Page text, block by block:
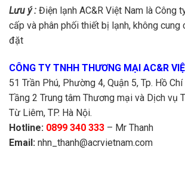
Lưu ý : Điện lạnh AC&R Việt Nam là Công
cấp và phân phối thiết bị lạnh, không cung
đặt
CÔNG TY TNHH THƯƠNG MẠI AC&R
51 Trần Phú, Phường 4, Quận 5, Tp. Hồ Chí
Tầng 2 Trung tâm Thương mại và Dịch vụ
Từ Liêm, TP. Hà Nội.
Hotline: 0899 340 333 – Mr Thanh
Email: nhn_thanh@acrvietnam.com